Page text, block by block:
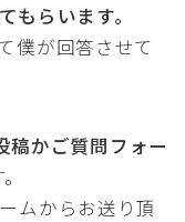
もらいます。
僕が回答させて
稿かご質問フォー
ムからお送り頂